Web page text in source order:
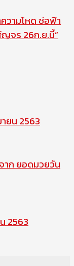
วามโหด ช่อฟ้า
จร 26ก.ย.นี้”
ยน 2563
ก ยอดมวยวัน
2563